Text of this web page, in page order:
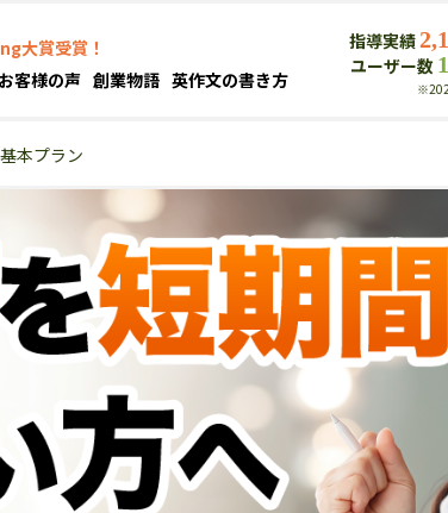
大賞受賞！
お客様の声 創業物語 英作文の書き方
指導実績
ユーザー数
本プラン